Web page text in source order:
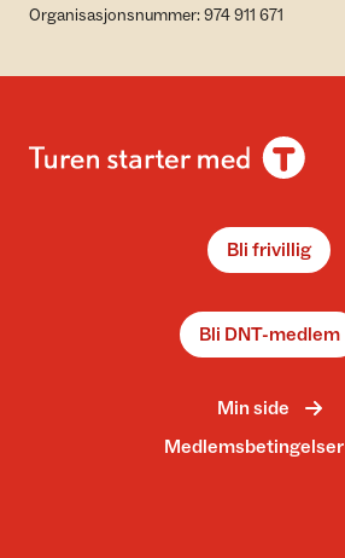
Organisasjonsnummer: 974 911 671
Bli frivillig
Bli DNT-medlem
Min side
Medlemsbetingelser